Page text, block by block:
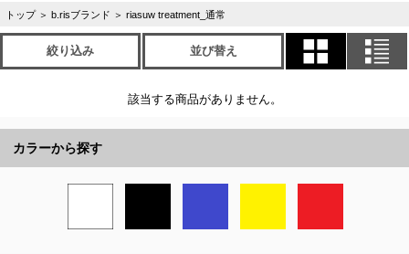
トップ ＞ b.risブランド ＞ riasuw treatment_通常
絞り込み 並び替え
該当する商品がありません。
カラーから探す